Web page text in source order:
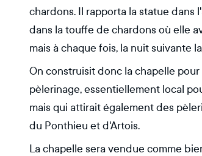
chardons. Il rapporta la statue dans
dans la touffe de chardons où elle
mais à chaque fois, la nuit suivante
On construisit donc la chapelle
pèlerinage, essentiellement local
mais qui attirait également des
du Ponthieu et d'Artois.
La chapelle sera vendue comme